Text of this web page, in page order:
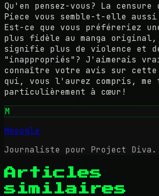
Qu'en pensez-vous? La censure
Piece vous semble-t-elle
Est-ce que vous préféreriez
plus fidèle au manga original,
signifie plus de violence et
"inappropriés"? J'aimerais
connaître votre avis sur cette
qui, vous l'aurez compris, me
particulièrement à cœur!
M
Mooogle
Journaliste pour Project Diva.
Articles
similaires